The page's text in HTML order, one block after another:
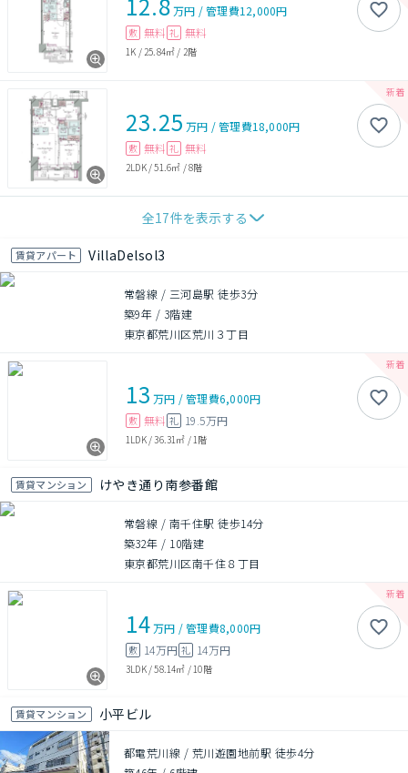
万円 /管理費12,000円
敷 無料 礼 無料
1K / 25.84㎡ / 2階
23.25 万円 /管理費18,000円
敷 無料 礼 無料
2LDK/51.6㎡ /8階
全17件を表示する
賃貸アパート VillaDelsol3
常磐線 / 三河島駅 徒歩3分
築9年 / 3階建
東京都荒川区荒川３丁目
13 万円 /管理費6,000円
敷 無料 礼 19.5万円
1LDK/36.31㎡ / 1階
賃貸マンション けやき通り南参番館
常磐線 / 南千住駅 徒歩14分
築32年 / 10階建
東京都荒川区南千住８丁目
14万円 /管理費8,000円
敷 14万円 礼 14万円
3LDK/58.14㎡ / 10階
賃貸マンション 小平ビル
都電荒川線 / 荒川遊園地前駅 徒歩4分